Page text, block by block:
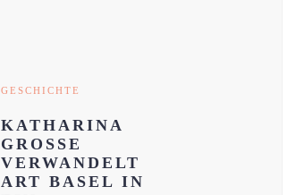
GESCHICHTE
KATHARINA
GROSSE
VERWANDELT
ART BASEL IN